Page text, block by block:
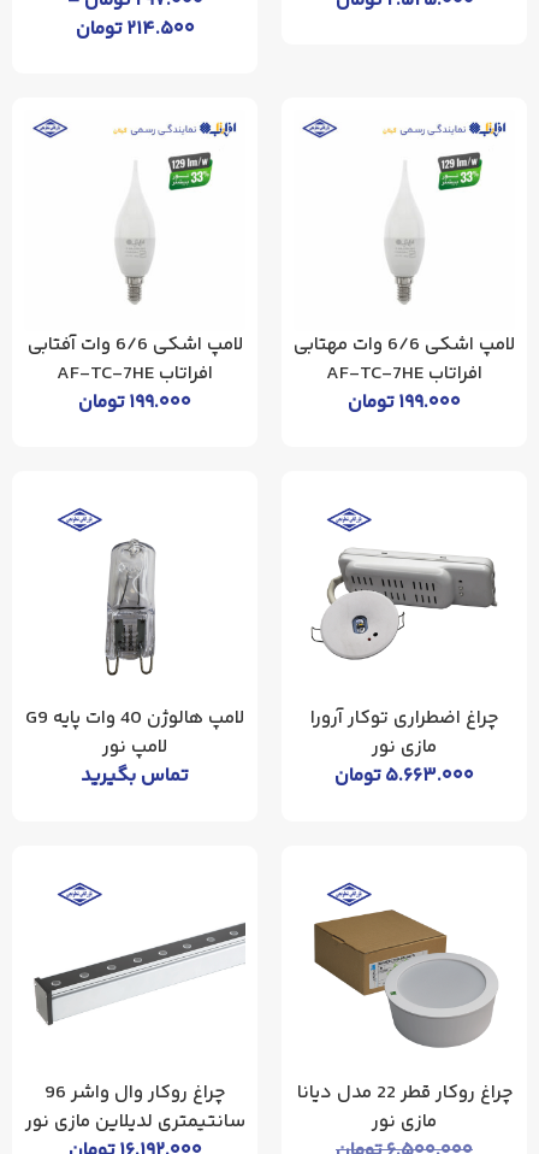
۲۱۴.۵۰۰تومان
لامپ اشکی 6/6 وات مهتابی
افراتاب AF-TC-7HE
۱۹۹.۰۰۰تومان
لامپ اشکی 6/6 وات آفتابی
افراتاب AF-TC-7HE
۱۹۹.۰۰۰تومان
چراغ اضطراری توکار آرورا
مازی نور
۵.۶۶۳.۰۰۰تومان
لامپ هالوژن 40 وات پایه G9
لامپ نور
تماس بگیرید
چراغ‌ روکار قطر 22 مدل دیانا
مازی نور
چراغ روکار وال واشر 96
سانتیمتری لدیلاین مازی نور